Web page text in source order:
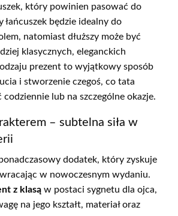
który powinien pasować do
będzie idealny do
natomiast dłuższy może być
klasycznych, eleganckich
prezent to wyjątkowy sposób
i stworzenie czegoś, co tata
codziennie lub na szczególne okazje.
– subtelna siła w
dodatek, który zyskuje
w nowoczesnym wydaniu.
z klasą w postaci sygnetu dla ojca,
na jego kształt, materiał oraz